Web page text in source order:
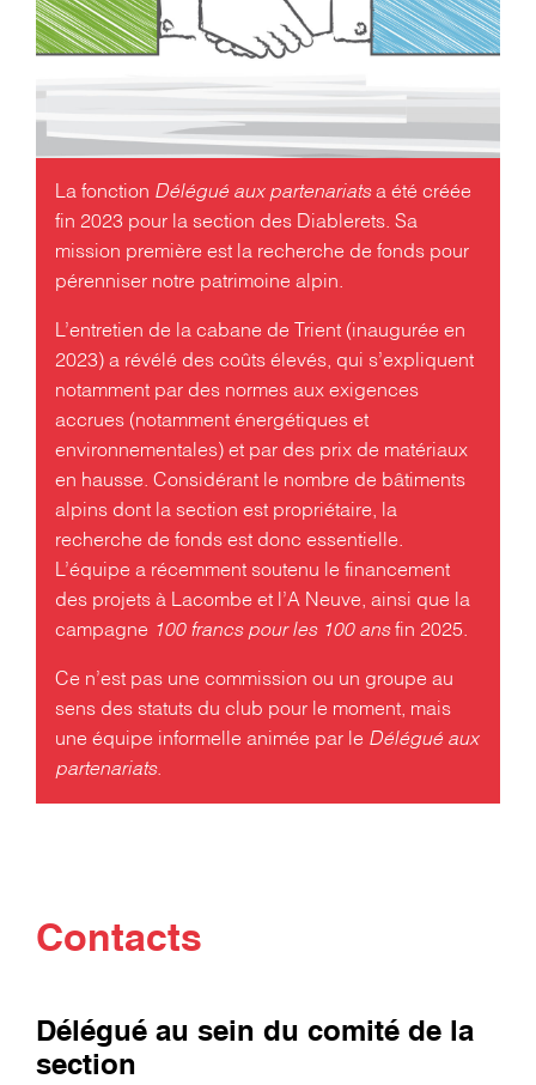
La fonction Délégué aux partenariatsa été créée
fin 2023 pour la section des Diablerets. Sa
mission première est la recherche de fonds pour
pérenniser notre patrimoine alpin.
L’entretien de la cabane de Trient (inaugurée en
2023) a révélé des coûts élevés, qui s’expliquent
notamment par des normes aux exigences
accrues (notamment énergétiques et
environnementales) et par des prix de matériaux
en hausse. Considérant le nombre de bâtiments
alpins dont la section est propriétaire, la
recherche de fonds est donc essentielle.
L’équipe a récemment soutenu le financement
des projets à Lacombe et l’A Neuve, ainsi que la
campagne 100 francs pour les 100 ansfin 2025.
Ce n’est pas une commission ou un groupe au
sens des statuts du club pour le moment, mais
une équipe informelle animée par le Délégué aux
partenariats.
Contacts
Délégué au sein du comité de la
section